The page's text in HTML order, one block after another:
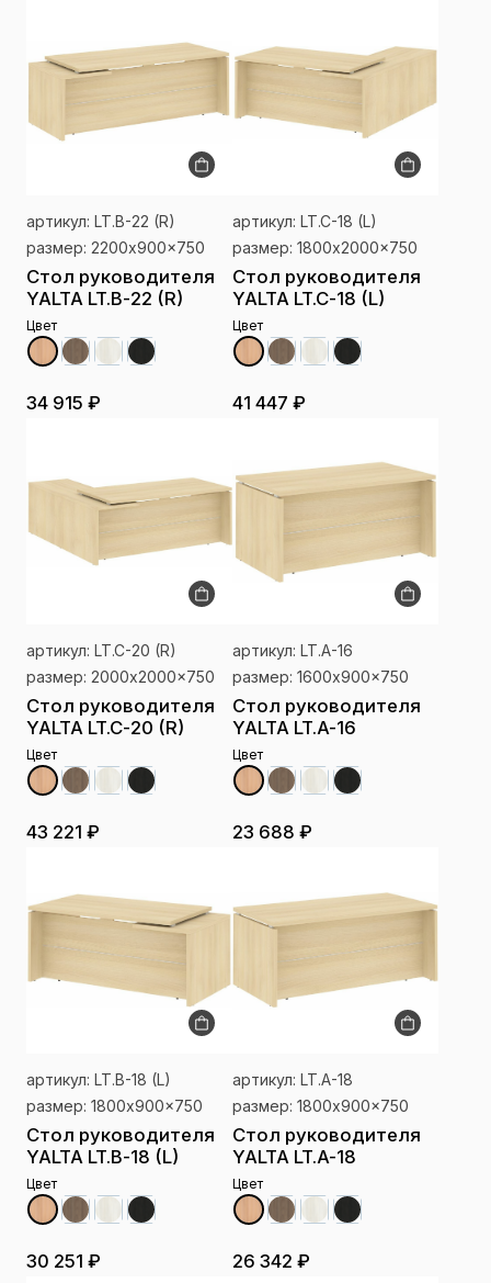
артикул: LT.B-22 (R)
размер: 2200x900x750
Стол руководителя
YALTA LT.B-22 (R)
Цвет
34 915 ₽
артикул: LT.C-18 (L)
размер: 1800x2000x750
Стол руководителя
YALTA LT.C-18 (L)
Цвет
41 447 ₽
артикул: LT.C-20 (R)
размер: 2000x2000x750
Стол руководителя
YALTA LT.C-20 (R)
Цвет
43 221 ₽
артикул: LT.A-16
размер: 1600x900x750
Стол руководителя
YALTA LT.A-16
Цвет
23 688 ₽
артикул: LT.B-18 (L)
размер: 1800x900x750
Стол руководителя
YALTA LT.B-18 (L)
Цвет
30 251 ₽
артикул: LT.A-18
размер: 1800x900x750
Стол руководителя
YALTA LT.A-18
Цвет
26 342 ₽